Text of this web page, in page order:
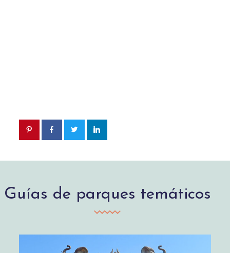
Guías de parques temáticos